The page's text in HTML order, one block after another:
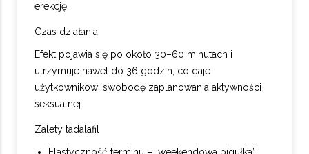
erekcję.
Czas działania
Efekt pojawia się po około 30–60 minutach i
utrzymuje nawet do 36 godzin, co daje
użytkownikowi swobodę zaplanowania aktywności
seksualnej.
Zalety tadalafil